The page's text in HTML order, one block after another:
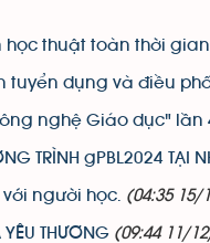
học thuật toàn thời
tuyển dụng và điều
nghệ Giáo dục" lần
TRÌNH gPBL2024 TẠI
người học. (04:35 15/
YÊU THƯƠNG (09:44 11/